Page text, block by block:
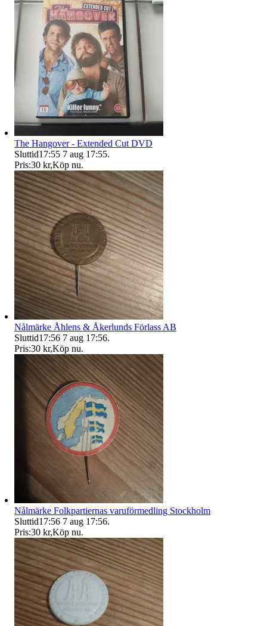
The Hangover - Extended Cut DVD
Sluttid17:55 7 aug 17:55.
Pris:30 kr,Köp nu.
Nålmärke Åhlens & Åkerlunds Förlass AB
Sluttid17:56 7 aug 17:56.
Pris:30 kr,Köp nu.
Nålmärke Folkpartiernas varuförmedling Stockholm
Sluttid17:56 7 aug 17:56.
Pris:30 kr,Köp nu.